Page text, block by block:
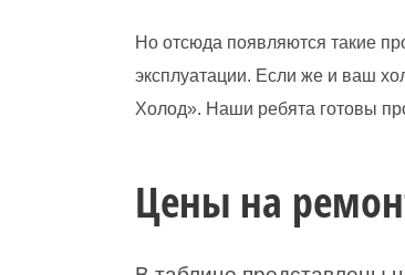
Но отсюда появляются такие
эксплуатации. Если же и ваш
Холод». Наши ребята готовы
Цены на